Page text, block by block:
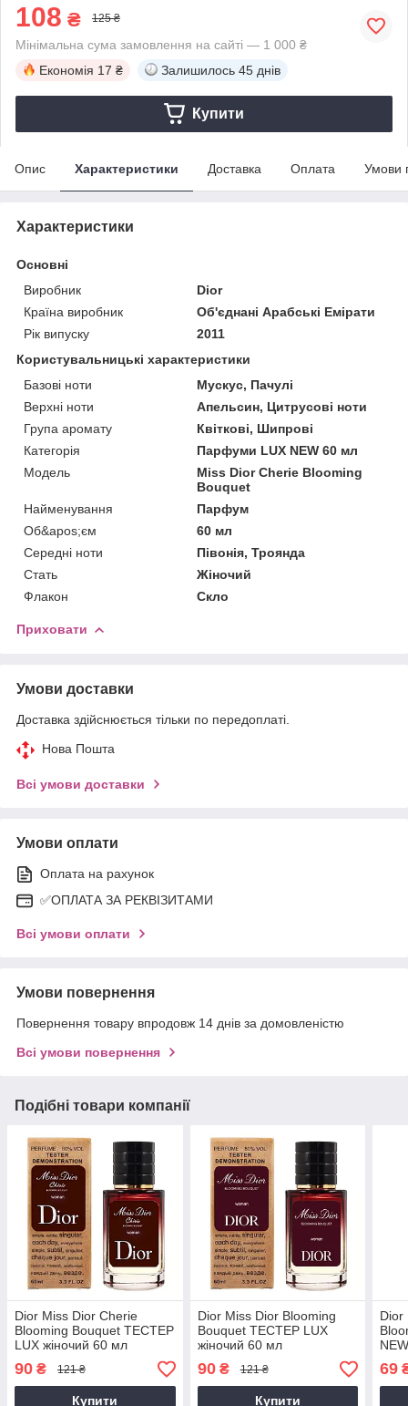
108 ₴ 125 ₴
Мінімальна сума замовлення на сайті — 1 000 ₴
Економія 17 ₴ Залишилось 45 днів
Купити
Опис Характеристики Доставка Оплата Умови
Характеристики
Основні
Виробник
Dior
Країна виробник
Об'єднані Арабські Емірати
Рік випуску
2011
Користувальницькі характеристики
Базові ноти
Мускус, Пачулі
Верхні ноти
Апельсин, Цитрусові ноти
Група аромату
Квіткові, Шипрові
Категорія
Парфуми LUX NEW 60 мл
Мoдель
Miss Dior Cherie Blooming
Bouquet
Найменування
Парфум
Об&apos;єм
60 мл
Середні ноти
Півонія, Троянда
Стать
Жіночий
Флакон
Скло
Приховати
Умови доставки
Доставка здійснюється тільки по передоплаті.
Нова Пошта
Всі умови доставки
Умови оплати
Оплата на рахунок
✅ОПЛАТА ЗА РЕКВІЗИТАМИ
Всі умови оплати
Умови повернення
Повернення товару впродовж 14 днів за домовленістю
Всі умови повернення
Подібні товари компанії
Dior Miss Dior Cherie
Blooming Bouquet ТЕСТЕР
LUX жіночий 60 мл
90 ₴ 121 ₴
Купити
Dior Miss Dior Blooming
Bouquet ТЕСТЕР LUX
жіночий 60 мл
90₴ 121 ₴
Купити
Dior
69